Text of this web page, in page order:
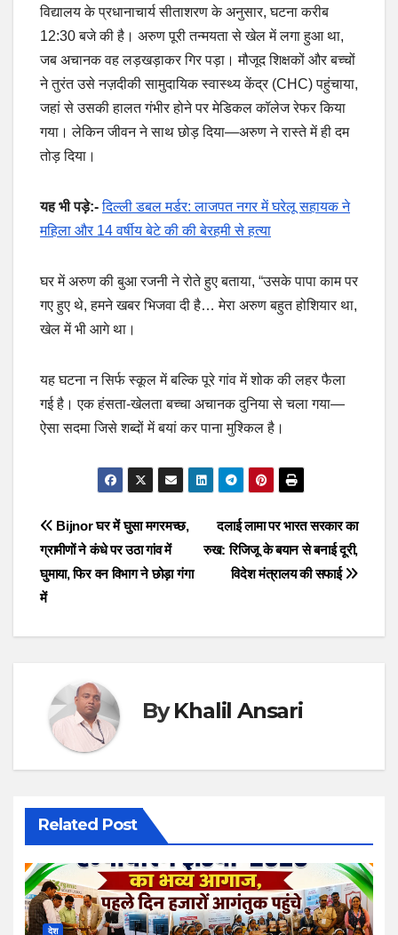
विद्यालय के प्रधानाचार्य सीताशरण के अनुसार, घटना करीब
12:30 बजे की है। अरुण पूरी तन्मयता से खेल में लगा हुआ था,
जब अचानक वह लड़खड़ाकर गिर पड़ा। मौजूद शिक्षकों और बच्चों
ने तुरंत उसे नज़दीकी सामुदायिक स्वास्थ्य केंद्र (CHC) पहुंचाया,
जहां से उसकी हालत गंभीर होने पर मेडिकल कॉलेज रेफर किया
गया। लेकिन जीवन ने साथ छोड़ दिया—अरुण ने रास्ते में ही दम
तोड़ दिया।
यह भी पड़े:- दिल्ली डबल मर्डर: लाजपत नगर में घरेलू सहायक ने
महिला और 14 वर्षीय बेटे की की बेरहमी से हत्या
घर में अरुण की बुआ रजनी ने रोते हुए बताया, “उसके पापा काम पर
गए हुए थे, हमने खबर भिजवा दी है… मेरा अरुण बहुत होशियार था,
खेल में भी आगे था।
यह घटना न सिर्फ स्कूल में बल्कि पूरे गांव में शोक की लहर फैला
गई है। एक हंसता-खेलता बच्चा अचानक दुनिया से चला गया—
ऐसा सदमा जिसे शब्दों में बयां कर पाना मुश्किल है।
Post
navigation
दलाई लामा पर भारत सरकार का
रुख: रिजिजू के बयान से बनाई दूरी,
विदेश मंत्रालय की सफाई
Bijnor घर में घुसा मगरमच्छ,
ग्रामीणों ने कंधे पर उठा गांव में
घुमाया, फिर वन विभाग ने छोड़ा गंगा
में
ByKhalil Ansari
Related Post
देश